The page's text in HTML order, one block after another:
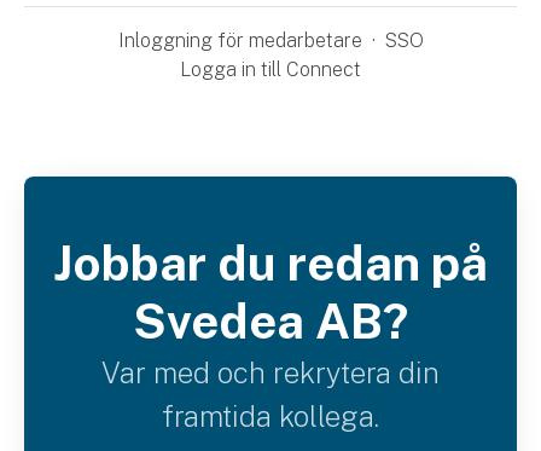
Inloggning för medarbetare · SSO
Logga in till Connect
Jobbar du redan på
Svedea AB?
Var med och rekrytera din
framtida kollega.